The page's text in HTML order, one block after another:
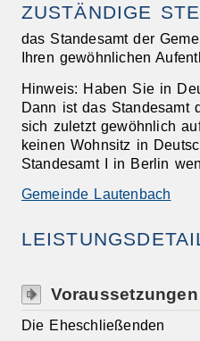
ZUSTÄNDIGE
das Standesamt der
Ihren gewöhnlichen
Hinweis: Haben Sie in
Dann ist das Standesamt
sich zuletzt gewöhnlich
keinen Wohnsitz in
Standesamt I in Berlin
Gemeinde Lautenbach
Voraussetzungen
Die Eheschließenden